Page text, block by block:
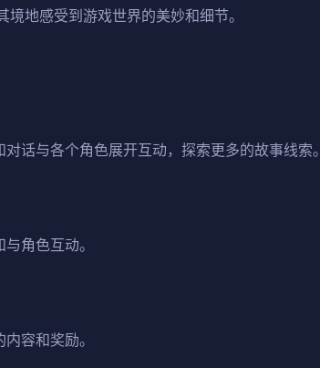
地感受到游戏世界的美妙和细节。
话与各个角色展开互动，探索更多的故事线索。
角色互动。
容和奖励。